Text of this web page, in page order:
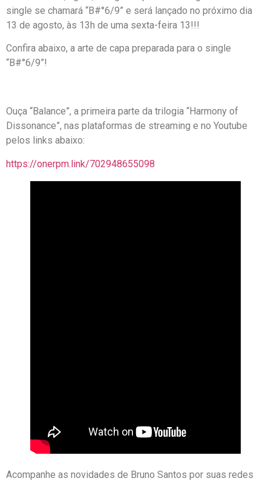
single se chamará “B#°6/9” e será lançado no próximo dia
13 de agosto, às 13h de uma sexta-feira 13!!!
Confira abaixo, a arte de capa preparada para o single
“B#°6/9”!
Ouça “Balance”, a primeira parte da trilogia “Harmony of
Dissonance”, nas plataformas de streaming e no Youtube
pelos links abaixo:
https://onerpm.link/702948655098
Acompanhe as novidades de Bruno Santos por suas redes